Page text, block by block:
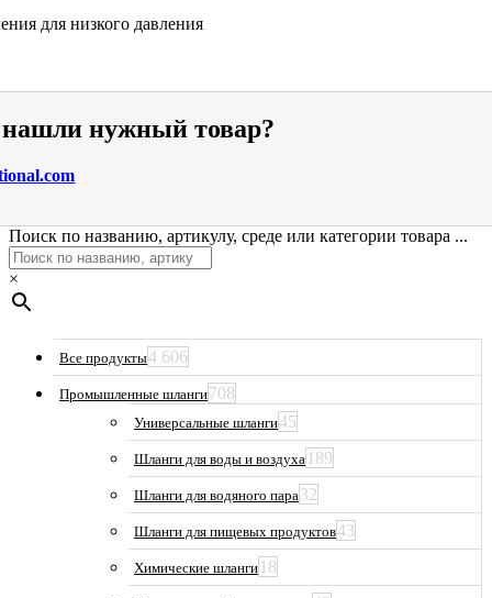
для низкого давления
нужный товар?
Поиск по названию, артикулу, среде или категории товара ...
×
Все продукты4 606
Промышленные шланги708
Универсальные шланги45
Шланги для воды и воздуха 189
Шланги для водяного пара32
Шланги для пищевых продуктов43
Химические шланги 18